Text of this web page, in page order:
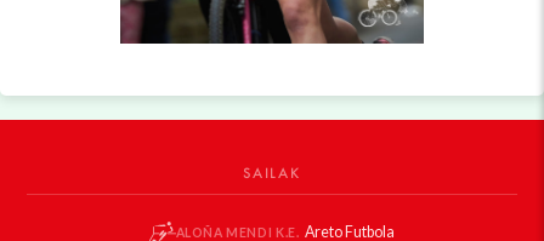
SAILAK
ALOÑA MENDI K.E. Areto Futbola